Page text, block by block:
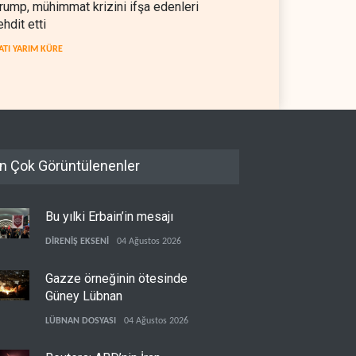
işgalci yerleşimcilere
sağladı
koşuyor
mühimmat krizini ifşa edenleri
etti
YARIM KÜRE
Çok Görüntülenenler
Bu yılki Erbain’in mesajı
DİRENİŞ EKSENİ 04 Ağustos 2026
Gazze örneğinin ötesinde
Güney Lübnan
LÜBNAN DOSYASI 04 Ağustos 2026